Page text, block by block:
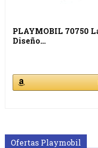
PLAYMOBIL 70750
Diseño…
Ofertas Playmobil